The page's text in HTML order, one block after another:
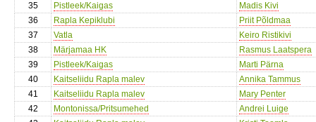
35
Pistleek/Kaigas
Madis Kivi
36
Rapla Kepiklubi
Priit Põldmaa
37
Vatla
Keiro Ristikivi
38
Märjamaa HK
Rasmus Laatspera
39
Pistleek/Kaigas
Marti Pärna
40
Kaitseliidu Rapla malev
Annika Tammus
41
Kaitseliidu Rapla malev
Mary Penter
42
Montonissa/Pritsumehed
Andrei Luige